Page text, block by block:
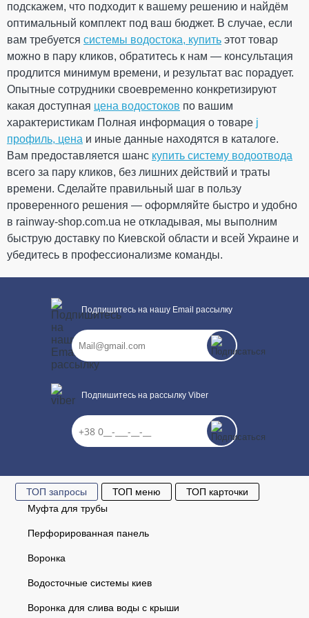
Угол произвольный
внутренний 110-170°
антрацит 120мм GIZA (под
заказ) не регулируемый
На складе
Кол-во
826.92
грн
-15% Скидка 124.04
грн
702.88 грн
КУПИТЬ
подскажем, что подходит к вашему решению и найдём
оптимальный комплект под ваш бюджет. В случае, если
вам требуется системы водостока, купить этот товар
можно в пару кликов, обратитесь к нам — консультация
продлится минимум времени, и результат вас порадует.
Опытные сотрудники своевременно конкретизируют
какая доступная цена водостоков по вашим
характеристикам Полная информация о товаре j
профиль, цена и иные данные находятся в каталоге.
Вам предоставляется шанс купить систему водоотвода
всего за пару кликов, без лишних действий и траты
времени. Сделайте правильный шаг в пользу
проверенного решения — оформляйте быстро и удобно
в rainway-shop.com.ua не откладывая, мы выполним
быструю доставку по Киевской области и всей Украине и
убедитесь в профессионализме команды.
Подпишитесь на нашу Email рассылку
Подпишитесь на рассылку Viber
ТОП запросы ТОП меню
ТОП карточки
Муфта для трубы
Перфорированная панель
Воронка
Водосточные системы киев
Воронка для слива воды с крыши